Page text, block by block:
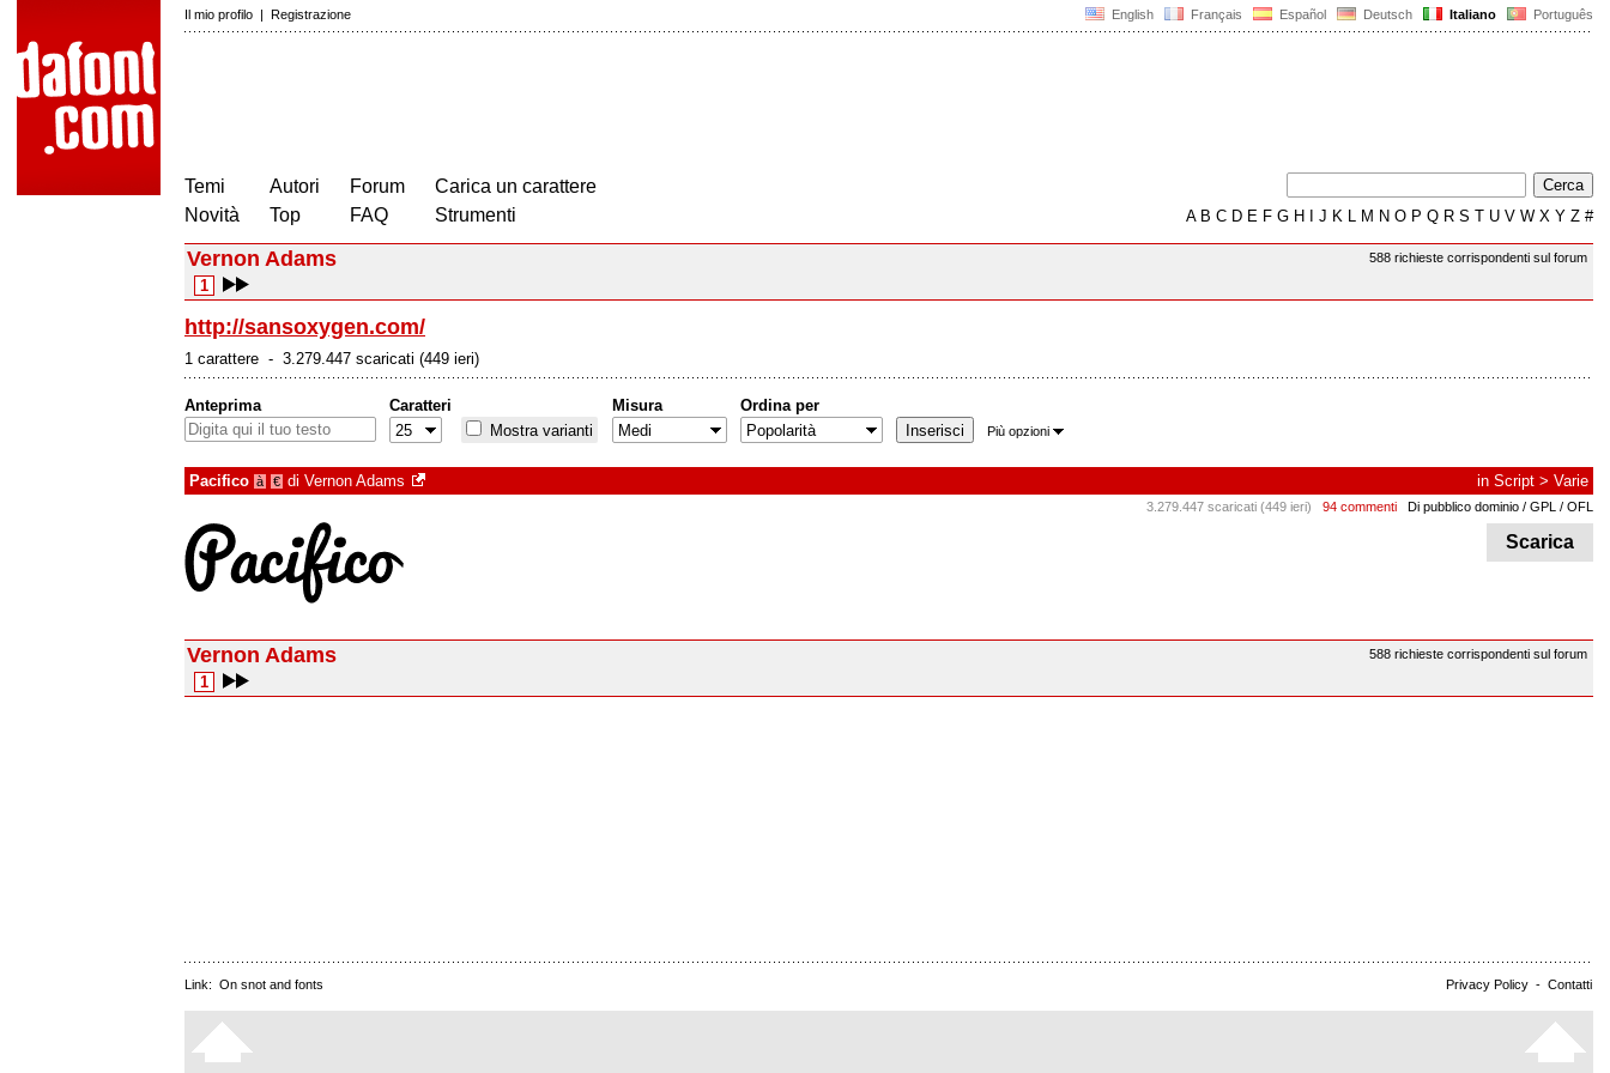
English Français Español Deutsch Italiano Português
Il mio profilo | Registrazione
Temi
Novità
Autori
Top
Forum
FAQ
Carica un carattere
Strumenti
AB C D E F G H J K L M N O P Q R S T U V W X Y Z #
588 richieste corrispondenti sul forum
Vernon Adams
1
http://sansoxygen.com/
1 carattere - 3.279.447 scaricati (449 ieri)
Anteprima
Caratteri
Mostra varianti
Misura Ordina per
Più opzioni
Pacifico à € di Vernon Adams in Script > Varie
3.279.447 scaricati (449 ieri) 94 commenti Di pubblico dominio / GPL / OFL
Scarica
588 richieste corrispondenti sul forum
Vernon Adams
1
Privacy Policy - Contatti
Link: On snot and fonts